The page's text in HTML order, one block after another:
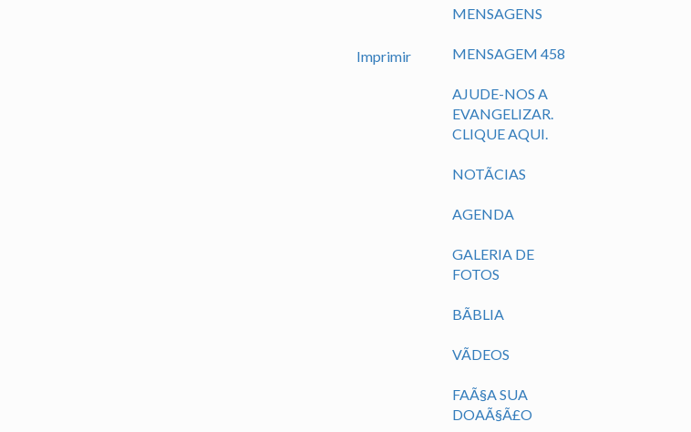
Imprimir
MENSAGENS
MENSAGEM 458
AJUDE-NOS A
EVANGELIZAR.
CLIQUE AQUI.
NOTÃ­CIAS
AGENDA
GALERIA DE
FOTOS
BÃ­BLIA
VÃ­DEOS
FAÃ§A SUA
DOAÃ§Ã£O